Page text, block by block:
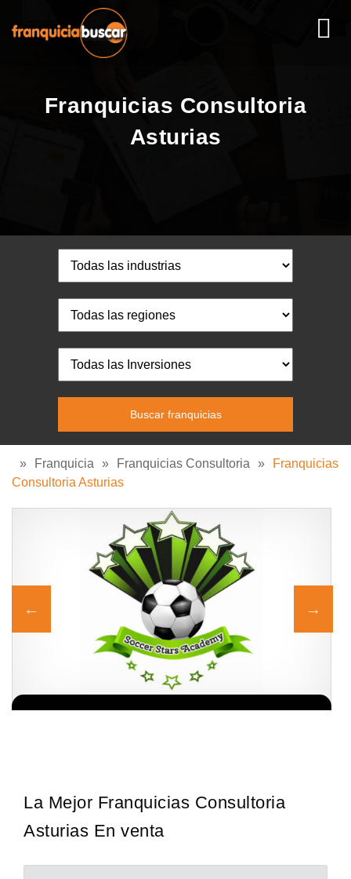
Franquicias Consultoria
Asturias
» Franquicia » Franquicias Consultoria »
Franquicias
Consultoria Asturias
La Mejor Franquicias Consultoria
Asturias En venta